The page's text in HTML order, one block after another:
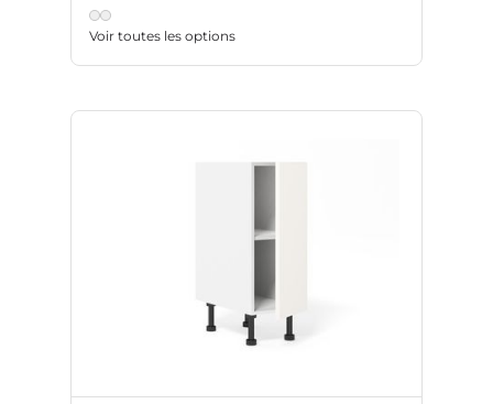
Voir toutes les options